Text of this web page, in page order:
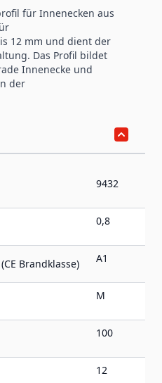
für Innenecken aus
12 mm und dient der
Das Profil bildet
Innenecke und
der
9432
0,8
Brandklasse) A1
M
100
12